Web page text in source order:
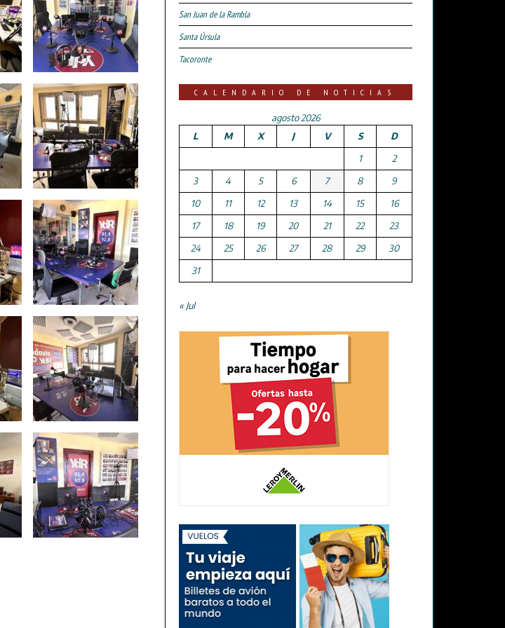
San Juan de la Rambla
Santa Úrsula
Tacoronte
CALENDARIO DE NOTICIAS
agosto 2026
L
M X J V S
D
1
2
3
4 5 6 7 8
9
10
11 12 13 14 15
16
17
18 19 20 21 22
23
24
25 26 27 28 29
30
31
« Jul